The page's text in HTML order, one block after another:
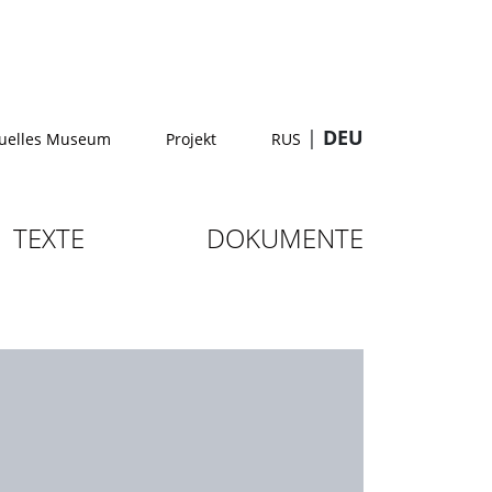
Museum Projekt RUS | DEU
TEXTE DOKUMENTE